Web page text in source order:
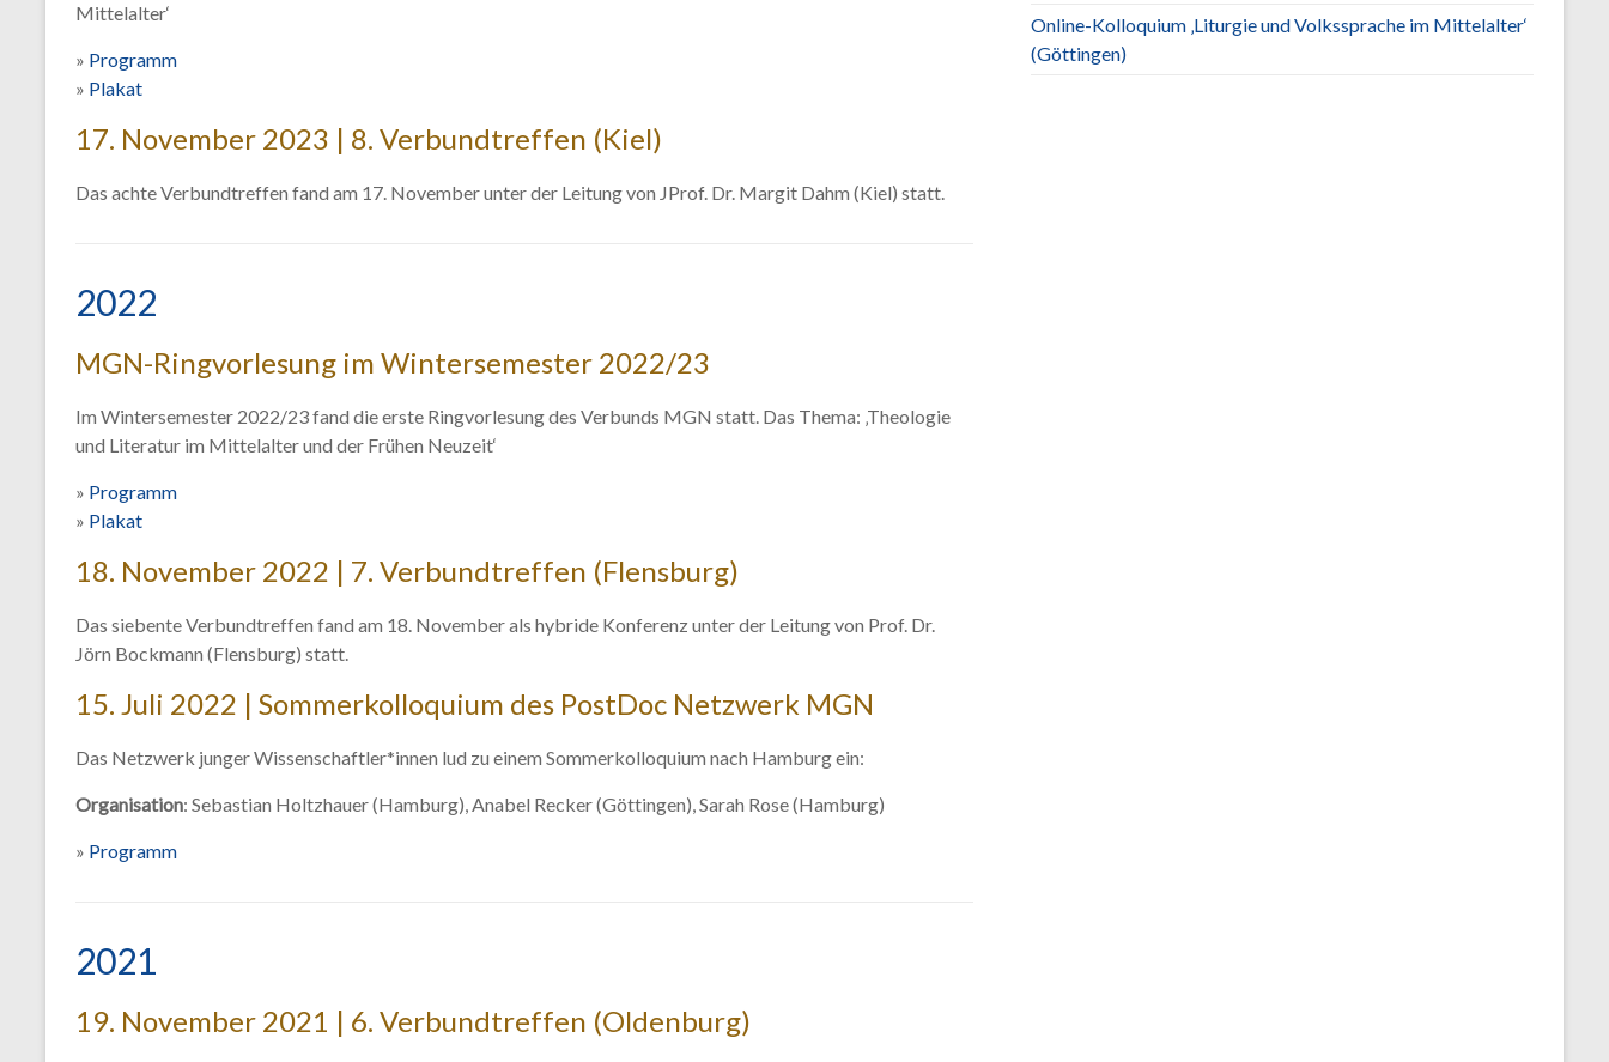
Mittelalter‘
» Programm
» Plakat
17. November 2023 | 8. Verbundtreffen (Kiel)
Das achte Verbundtreffen fand am 17. November unter der Leitung von JProf. Dr. Margit Dahm (Kiel) statt.
2022
MGN-Ringvorlesung im Wintersemester 2022/23
Im Wintersemester 2022/23 fand die erste Ringvorlesung des Verbunds MGN statt. Das Thema: ‚Theologie
und Literatur im Mittelalter und der Frühen Neuzeit‘
» Programm
» Plakat
18. November 2022 | 7. Verbundtreffen (Flensburg)
Das siebente Verbundtreffen fand am 18. November als hybride Konferenz unter der Leitung von Prof. Dr.
Jörn Bockmann (Flensburg) statt.
15. Juli 2022 | Sommerkolloquium des PostDoc Netzwerk MGN
Das Netzwerk junger Wissenschaftler*innen lud zu einem Sommerkolloquium nach Hamburg ein:
Organisation: Sebastian Holtzhauer (Hamburg), Anabel Recker (Göttingen), Sarah Rose (Hamburg)
» Programm
2021
19. November 2021 | 6. Verbundtreffen (Oldenburg)
Online-Kolloquium ‚Liturgie und Volkssprache im Mittelalter‘
(Göttingen)